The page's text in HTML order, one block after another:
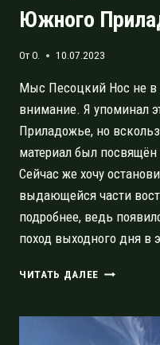
Южного
ОтO. 10.07.2023
Мыс Песоцкий Нос не в
внимание. Я упоминал
Приладожье, но
материал был
Сейчас же хочу
выдающейся части
подробнее, ведь
поход выходного дня в
ЧИТАТЬ ДАЛЕЕ ПЕСОЦКИЙ
ЮЖНОГО